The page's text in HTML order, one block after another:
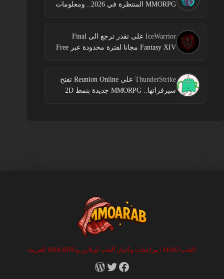
MMORPG المنتظرة في 2026.. ومعلومات
IceWarrior على
تقدر ترجع الى Final
Fantasy XIV مجانا لفترة محدودة عبر Free
ThunderStrike على
Reunion Online تفتح
سيرفراتها.. MMORPG جديدة بنمط 2D
العاب MMO | مراجعات وأخبار ألعاب أونلاين وMMORPG العربية
Facebook
X
RSS